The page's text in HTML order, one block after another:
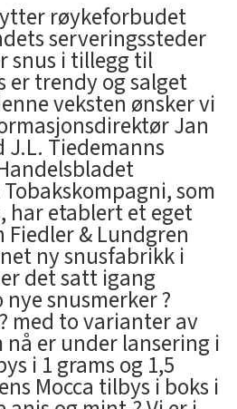
røykeforbudet
serveringssteder
snus i tillegg til
er trendy og salget
veksten ønsker vi
Jan
J.L. Tiedemanns
som
har etablert et eget
Fiedler & Lundgren
ny snusfabrikk i
det satt igang
snusmerker ?
med to varianter av
er under lansering i
i 1 grams og 1,5
Mocca tilbys i boks i